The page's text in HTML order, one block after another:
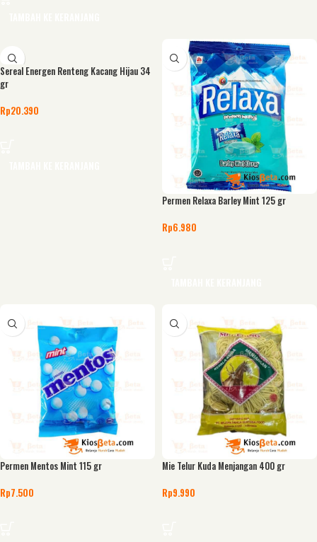
Sereal Energen Renteng Kacang Hijau 34
gr
Rp20.390
Permen Relaxa Barley Mint 125 gr
Rp6.980
Permen Mentos Mint 115 gr
Rp7.500
Mie Telur Kuda Menjangan 400 gr
Rp9.990